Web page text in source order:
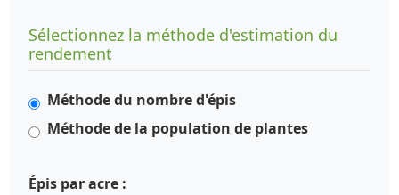
Sélectionnez la méthode d'estimation du
rendement
Méthode du nombre d'épis
Méthode de la population de plantes
Épis par acre :